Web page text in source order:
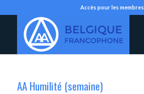
Accès pour les membres
AA Humilité (semaine)